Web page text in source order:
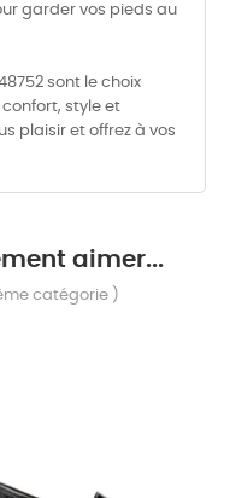
garder vos pieds au
sont le choix
style et
plaisir et offrez à vos
aimer...
catégorie )